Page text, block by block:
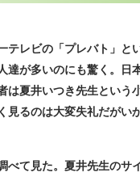
レビの「プレバト」と
達が多いのにも驚く。
は夏井いつき先生という
見るのは大変失礼だが
て見た。夏井先生のサ